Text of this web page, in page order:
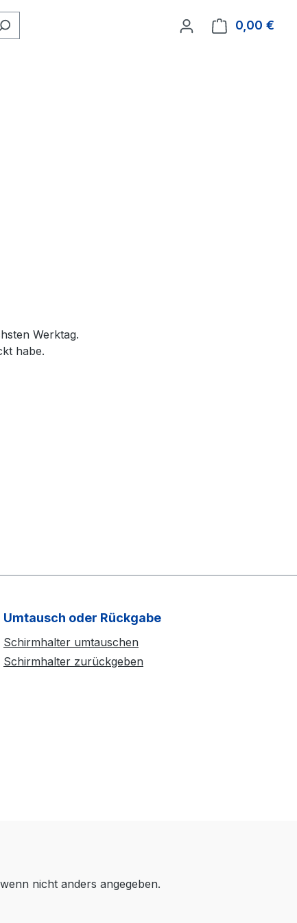
0,00 €
Werktag.
habe.
Umtausch oder Rückgabe
Schirmhalter umtauschen
Schirmhalter zurückgeben
nicht anders angegeben.